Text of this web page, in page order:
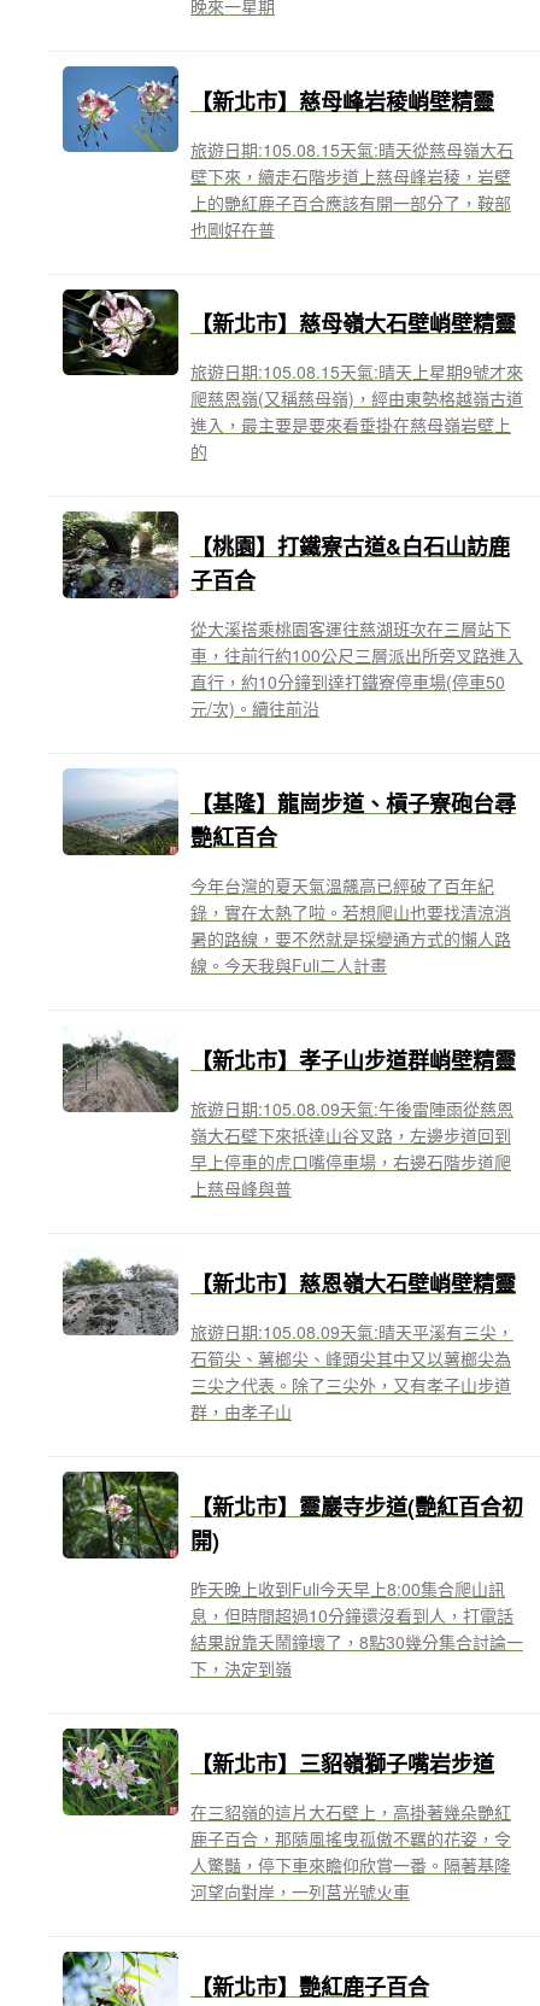
晚來一星期
【新北市】慈母峰岩稜峭壁精靈
旅遊日期:105.08.15天氣:晴天從慈母嶺大石
壁下來，續走石階步道上慈母峰岩稜，岩壁
上的艷紅鹿子百合應該有開一部分了，鞍部
也剛好在普
【新北市】慈母嶺大石壁峭壁精靈
旅遊日期:105.08.15天氣:晴天上星期9號才來
爬慈恩嶺(又稱慈母嶺)，經由東勢格越嶺古道
進入，最主要是要來看垂掛在慈母嶺岩壁上
的
【桃園】打鐵寮古道&白石山訪鹿
子百合
從大溪搭乘桃園客運往慈湖班次在三層站下
車，往前行約100公尺三層派出所旁叉路進入
直行，約10分鐘到達打鐵寮停車場(停車50
元/次)。續往前沿
【基隆】龍崗步道、槓子寮砲台尋
艷紅百合
今年台灣的夏天氣溫飆高已經破了百年紀
錄，實在太熱了啦。若想爬山也要找清涼消
暑的路線，要不然就是採變通方式的懶人路
線。今天我與Fuli二人計畫
【新北市】孝子山步道群峭壁精靈
旅遊日期:105.08.09天氣:午後雷陣雨從慈恩
嶺大石壁下來抵達山谷叉路，左邊步道回到
早上停車的虎口嘴停車場，右邊石階步道爬
上慈母峰與普
【新北市】慈恩嶺大石壁峭壁精靈
旅遊日期:105.08.09天氣:晴天平溪有三尖，
石筍尖、薯榔尖、峰頭尖其中又以薯榔尖為
三尖之代表。除了三尖外，又有孝子山步道
群，由孝子山
【新北市】靈巖寺步道(艷紅百合初
開)
昨天晚上收到Fuli今天早上8:00集合爬山訊
息，但時間超過10分鐘還沒看到人，打電話
結果說靠夭鬧鐘壞了，8點30幾分集合討論一
下，決定到嶺
【新北市】三貂嶺獅子嘴岩步道
在三貂嶺的這片大石壁上，高掛著幾朵艷紅
鹿子百合，那隨風搖曳孤傲不羈的花姿，令
人驚豔，停下車來瞻仰欣賞一番。隔著基隆
河望向對岸，一列莒光號火車
【新北市】艷紅鹿子百合